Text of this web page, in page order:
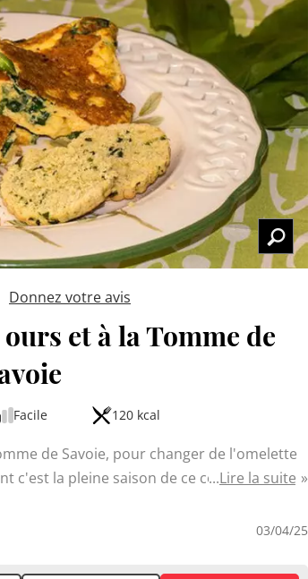
Donnez votre avis
et à la Tomme de
Facile 120 kcal
de Savoie, pour changer de l'omelette
c'est la pleine saison de ce condiment
printanier qui marie subtilement saveurs
léger.
Lire la suite
03/04/25